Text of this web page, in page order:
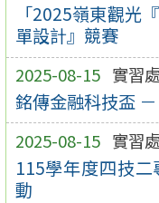
「2025嶺東觀光
單設計』競賽
2025-08-15 實習處
銘傳金融科技盃
2025-08-15 實習處
115學年度四技
動